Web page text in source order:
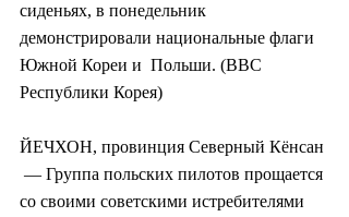
сиденьях, в понедельник
демонстрировали национальные флаги
Южной Кореи и  Польши. (ВВС
Республики Корея)
ЙЕЧХОН, провинция Северный Кёнсан
— Группа польских пилотов прощается
со своими советскими истребителями